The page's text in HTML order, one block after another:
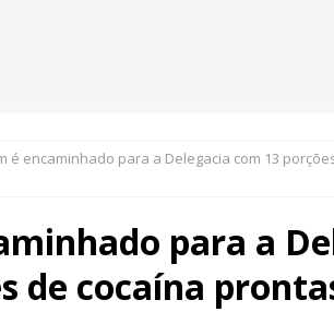
é encaminhado para a Delegacia com 13
para a
de cocaína